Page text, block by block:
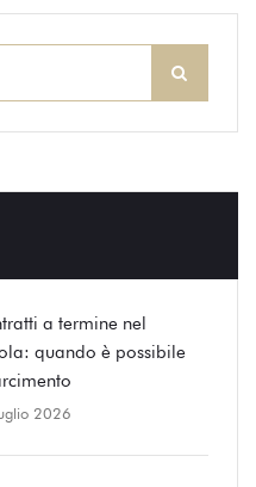
a termine nel
quando è possibile
2026